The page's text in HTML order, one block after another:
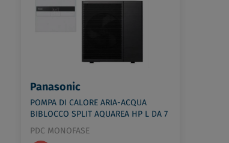
Panasonic
POMPA DI CALORE ARIA-ACQUA
BIBLOCCO SPLIT AQUAREA HP L DA 7
KW codice prod: WH-WDG07LE5+WH-
SDC0509L3E5
PDC MONOFASE